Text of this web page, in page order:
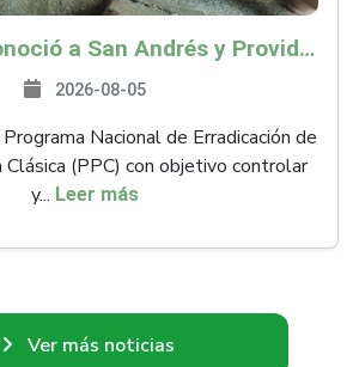
La OMSA reconoció a San Andrés y Providencia como zona libre de Peste Porcina Clásica (PPC)
2026-08-05
Nacional de Erradicación de
(PPC) con objetivo controlar
y... Leer más
Ver más noticias